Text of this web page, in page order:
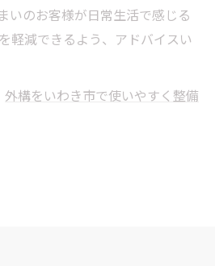
いのお客様が日常生活で感じる
軽減できるよう、アドバイスい
外構をいわき市で使いやすく整備